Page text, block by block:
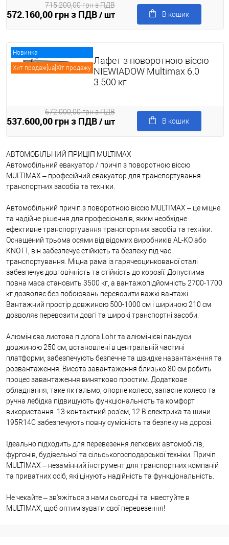
572.160,00 грн з ПДВ/ шт
715.200,00 грн з ПДВ
В кошик
Новинка
Хит продаж[ua]Хіт продажу
Лафет з поворотною віссю
NIEWIADOW Multimax 6.0
3.500 кг
537.600,00 грн з ПДВ/ шт
672.000,00 грн з ПДВ
В кошик
АВТОМОБІЛЬНИЙ ПРИЦІП MULTIMAX
Автомобільний евакуатор / причіп з поворотною віссю
MULTIMAX – професійний евакуатор для транспортування
транспортних засобів та техніки.
Автомобільний причіп з поворотною віссю MULTIMAX – це міцне
та надійне рішення для професіоналів, яким необхідне
ефективне транспортування транспортних засобів та техніки.
Оснащений трьома осями від відомих виробників AL-KO або
KNOTT, він забезпечує стійкість та безпеку під час
транспортування. Міцна рама із гарячеоцинкованої сталі
забезпечує довговічність та стійкість до корозії. Допустима
повна маса становить 3500 кг, а вантажопідйомність 2700-1700
кг дозволяє без побоювань перевозити важкі вантажі.
Вантажний простір довжиною 500-1000 см і шириною 210 см
дозволяє перевозити довгі та широкі транспортні засоби.
Алюмінієва листова підлога Lohr та алюмінієві пандуси
довжиною 250 см, встановлені в центральній частині
платформи, забезпечують безпечне та швидке навантаження та
розвантаження. Висота завантаження близько 80 см робить
процес завантаження винятково простим. Додаткове
обладнання, таке як гальмо, опорне колесо, запасне колесо та
ручна лебідка підвищують функціональність та комфорт
використання. 13-контактний роз'єм, 12 В електрика та шини
195R14C забезпечують повну сумісність та безпеку на дорозі.
Ідеально підходить для перевезення легкових автомобілів,
фургонів, будівельної та сільськогосподарської техніки. Причіп
MULTIMAX – незамінний інструмент для транспортних компаній
та приватних осіб, які цінують надійність та функціональність.
Не чекайте – зв'яжіться з нами сьогодні та інвестуйте в
MULTIMAX, щоб оптимізувати свої перевезення!